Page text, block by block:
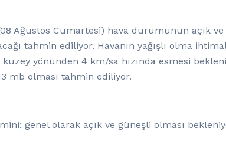
Cumartesi) hava durumunun açık ve
tahmin ediliyor. Havanın yağışlı olma
yönünden 4 km/sa hızında esmesi
mb olması tahmin ediliyor.
genel olarak açık ve güneşli olması